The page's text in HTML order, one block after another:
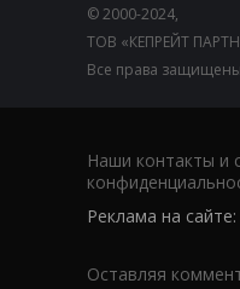
© 2000-2024,
ТОВ «КЕПРЕЙТ
Все права
Наши контакты и
Реклама на сайте:
Оставляя